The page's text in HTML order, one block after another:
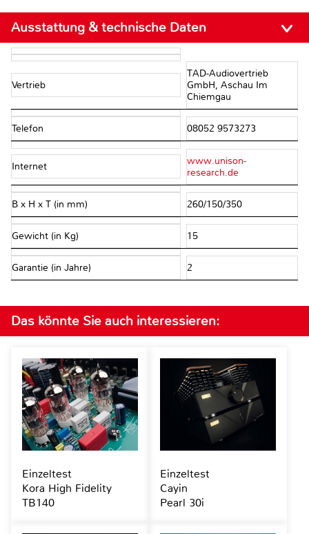
Ausstattung & technische Daten
Vertrieb
TAD-Audiovertrieb
GmbH, Aschau Im
Chiemgau
Telefon 08052 9573273
Internet
www.unison-
research.de
B x H x T (in mm) 260/150/350
Gewicht (in Kg) 15
Garantie (in Jahre) 2
Das könnte Sie auch interessieren:
Einzeltest
Kora High Fidelity
TB140
Einzeltest
Cayin
Pearl 30i